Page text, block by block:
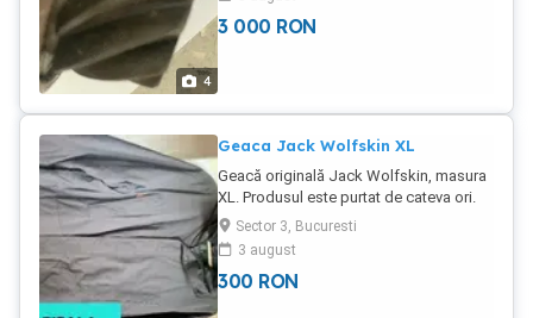
4
3 000 RON
Geaca Jack Wolfskin XL
Geacă originală Jack Wolfskin, masura
XL. Produsul este purtat de cateva ori.
Model nou . Culoare deosebită. In stare
excelenta, purtata de cateva ori. Este
comoda, respirabila, Are gluga.
Sector 3, Bucuresti
3 august
300 RON